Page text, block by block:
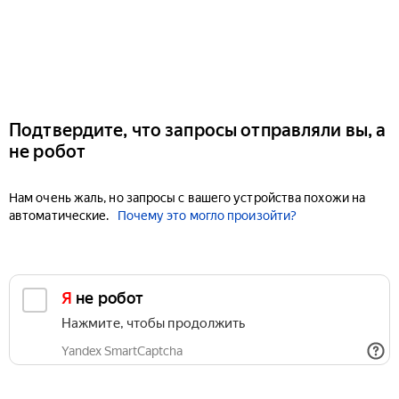
Подтвердите, что запросы отправляли вы, а
не робот
Нам очень жаль, но запросы с вашего устройства похожи на
автоматические.
Почему это могло произойти?
Я не робот
Нажмите, чтобы продолжить
Yandex SmartCaptcha